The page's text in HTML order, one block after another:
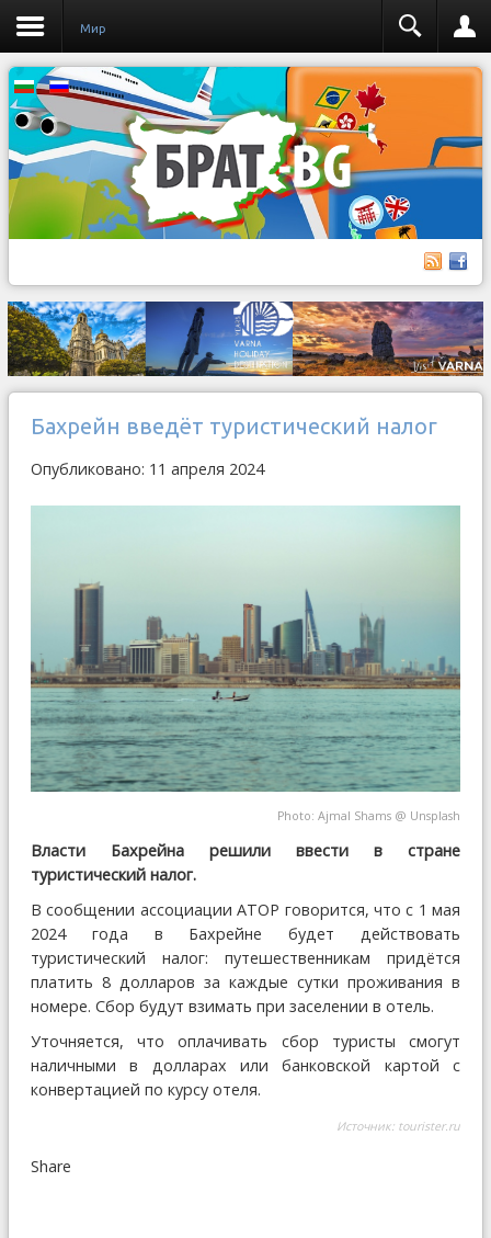
Мир
Бахрейн введёт туристический налог
Опубликовано: 11 апреля 2024
Photo: Ajmal Shams @ Unsplash
Власти Бахрейна решили ввести в стране
туристический налог.
В сообщении ассоциации АТОР говорится, что с 1 мая
2024 года в Бахрейне будет действовать
туристический налог: путешественникам придётся
платить 8 долларов за каждые сутки проживания в
номере. Сбор будут взимать при заселении в отель.
Уточняется, что оплачивать сбор туристы смогут
наличными в долларах или банковской картой с
конвертацией по курсу отеля.
Источник: tourister.ru
Share